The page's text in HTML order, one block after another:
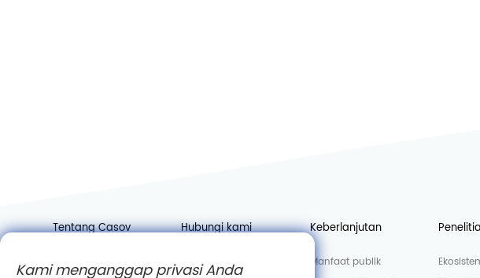
Tentang Casov
Berita
Hubungi kami
Bergabunglah dengan
Keberlanjutan
Manfaat publik
Kami menganggap privasi Anda